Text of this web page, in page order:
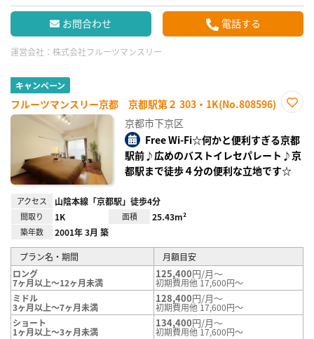
お問合わせ 電話する
運営会社： 株式会社フルーツマンスリー
キャンペーン
フルーツマンスリー京都 京都駅第２ 303・1K(No.808596)
り登
録
京都市下京区
Free Wi-Fi☆何かと便利すぎる京都
駅前♪広めのバストイレセパレート♪京
都駅まで徒歩４分の便利な立地です☆
アクセス 山陰本線「京都駅」徒歩4分
間取り 1K 面積 25.43m²
築年数 2001年 3月 築
プラン名・期間
月額目安
ロング
7ヶ月以上～12ヶ月未満
125,400円/月～
初期費用他 17,600円～
ミドル
3ヶ月以上～7ヶ月未満
128,400円/月～
初期費用他 17,600円～
ショート
1ヶ月以上～3ヶ月未満
134,400円/月～
初期費用他 17,600円～